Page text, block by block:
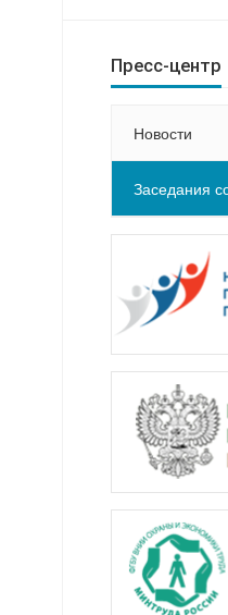
Пресс-центр
Новости
Заседания